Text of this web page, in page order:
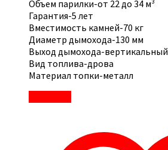
Объем парилки-от 22 до 34 м³
Гарантия-5 лет
Вместимость камней-70 кг
Диаметр дымохода-130 мм
Выход дымохода-вертикальный
Вид топлива-дрова
Материал топки-металл